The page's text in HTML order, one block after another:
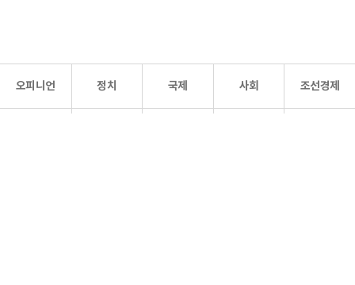
오피니언 정치 국제 사회 조선경제